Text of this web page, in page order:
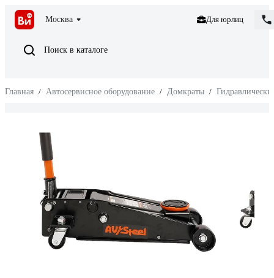
Москва Для юрлиц
Поиск в каталоге
Главная / Автосервисное оборудование / Домкраты /